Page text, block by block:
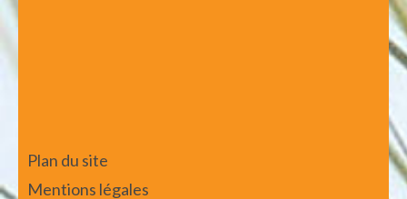
Plan du site
Mentions légales